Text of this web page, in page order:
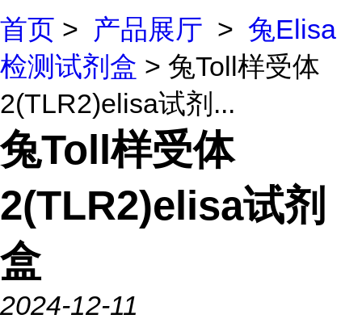
首页 > 产品展厅 > 兔Elisa
检测试剂盒 > 兔Toll样受体
2(TLR2)elisa试剂...
兔Toll样受体
2(TLR2)elisa试剂
盒
2024-12-11